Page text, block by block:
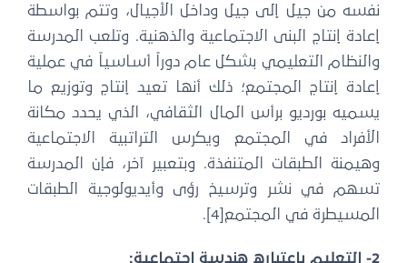
نفسه من جيل إلى جيل وداخل الأجيال، وتتم بواسطة
إعادة إنتاج البنى الاجتماعية والذهنية. وتلعب المدرسة
والنظام التعليمي بشكل عام دوراً أساسياً في عملية
إعادة إنتاج المجتمع؛ ذلك أنها تعيد إنتاج وتوزيع ما
يسميه بورديو برأس المال الثقافي، الذي يحدد مكانة
الأفراد في المجتمع ويكرس التراتبية الاجتماعية
وهيمنة الطبقات المتنفذة. وبتعبير آخر، فإن المدرسة
تسهم في نشر وترسيخ رؤى وأيديولوجية الطبقات
المسيطرة في المجتمع[4].
2- التعليم باعتباره هندسة اجتماعية: